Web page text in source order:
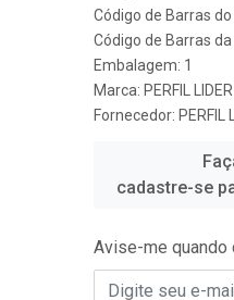
Código de Barras
Código de Barras
Embalagem: 1
Marca: PERFIL LIDER
Fornecedor: PERFIL
cadastre-se
Avise-me quando